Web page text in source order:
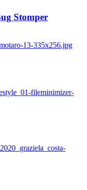
Stomper
13-335x256.jpg
fileminimizer-